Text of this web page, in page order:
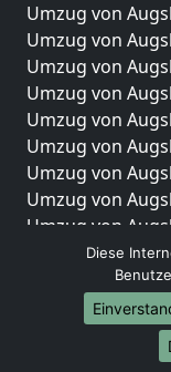
Umzug von
Umzug von
Umzug von
Umzug von
Umzug von
Umzug von
Umzug von
Umzug von
Umzug von
Umzug von
Umzug von
Umzug von
Diese